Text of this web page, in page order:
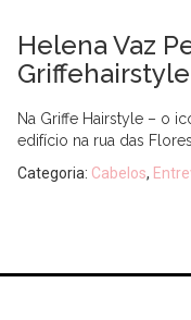
Helena Vaz
Na Griffe Hairstyle – o
edifício na rua das
Categoria: Cabelos,